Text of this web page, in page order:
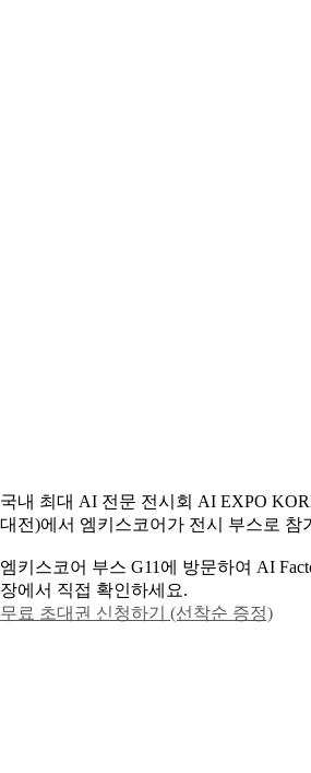
국내 최대 AI 전문 전시회 AI EXPO
대전)에서 엠키스코어가 전시 부스로 참
엠키스코어 부스 G11에 방문하여 AI
장에서 직접 확인하세요.
무료 초대권 신청하기 (선착순 증정)